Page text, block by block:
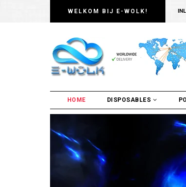
WELKOM BIJ E-WOLK!
HOME DISPOSABLES